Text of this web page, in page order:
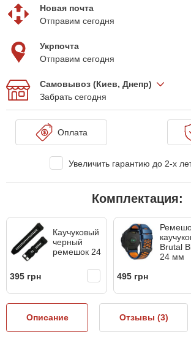
Новая почта
Отправим сегодня
Укрпочта
Отправим сегодня
Самовывоз (Киев, Днепр)
Забрать сегодня
Оплата
Увеличить гарантию до 2-х
Комплектация:
Каучуковый
черный
ремешок 24
395 грн
Brutal
24 мм
495 грн
Описание Отзывы (3)